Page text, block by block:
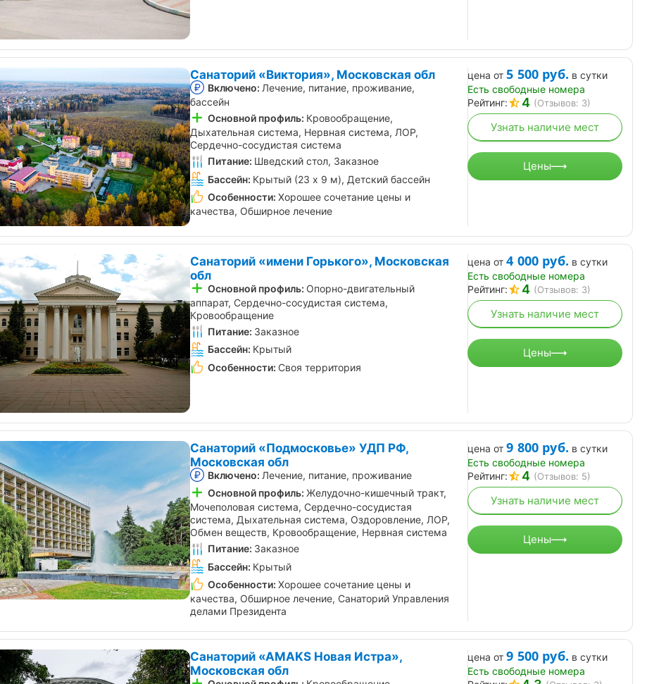
Санаторий «Виктория», Московская обл
Включено: Лечение, питание, проживание,
бассейн
Основной профиль: Кровообращение,
Дыхательная система, Нервная система, ЛОР,
Сердечно-сосудистая система
Питание: Шведский стол, Заказное
Бассейн: Крытый (23 х 9 м), Детский бассейн
Особенности: Хорошее сочетание цены и
качества, Обширное лечение
цена от 5 500 руб. в сутки
Есть свободные номера
Рейтинг:
4 (Отзывов: 3)
Узнать наличие мест
Цены
Санаторий «имени Горького», Московская
обл
Основной профиль: Опорно-двигательный
аппарат, Сердечно-сосудистая система,
Кровообращение
Питание: Заказное
Бассейн: Крытый
Особенности: Своя территория
цена от 4 000 руб. в сутки
Есть свободные номера
Рейтинг:
4 (Отзывов: 3)
Узнать наличие мест
Цены
Санаторий «Подмосковье» УДП РФ,
Московская обл
Включено: Лечение, питание, проживание
Основной профиль: Желудочно-кишечный тракт,
Мочеполовая система, Сердечно-сосудистая
система, Дыхательная система, Оздоровление, ЛОР,
Обмен веществ, Кровообращение, Нервная система
Питание: Заказное
Бассейн: Крытый
Особенности: Хорошее сочетание цены и
качества, Обширное лечение, Санаторий Управления
делами Президента
цена от 9 800 руб. в сутки
Есть свободные номера
Рейтинг:
4 (Отзывов: 5)
Узнать наличие мест
Цены
Санаторий «АMAKS Новая Истра»,
Московская обл
цена от 9 500 руб. в сутки
Есть свободные номера